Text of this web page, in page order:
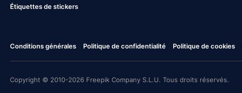
Étiquettes de stickers
Conditions générales Politique de confidentialité Politique de cookies
Copyright © 2010-2026 Freepik Company S.L.U. Tous droits réservés.